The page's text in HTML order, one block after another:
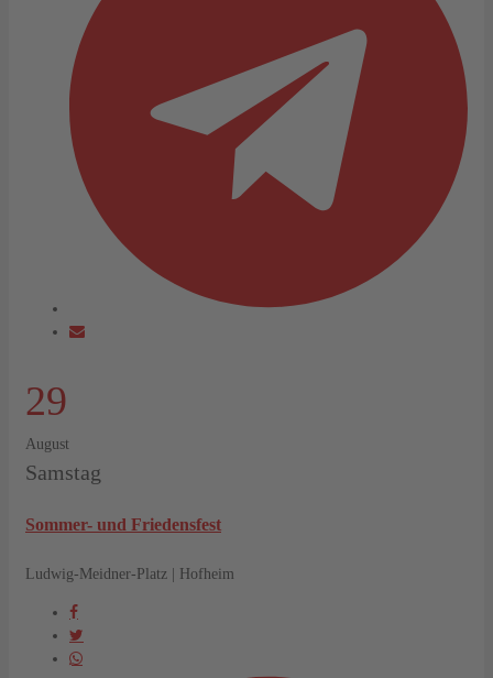
29
August
Samstag
Sommer- und Friedensfest
Ludwig-Meidner-Platz | Hofheim